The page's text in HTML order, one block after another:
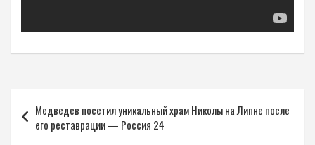
по
Медведев посетил уникальный храм Николы на Липне после
его реставрации — Россия 24